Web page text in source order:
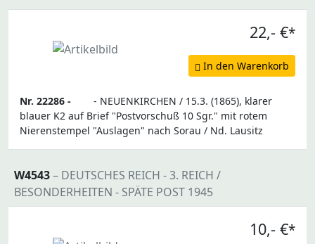
22,- €*
In den Warenkorb
Nr. 22286 -
- NEUENKIRCHEN / 15.3. (1865), klarer
blauer K2 auf Brief "Postvorschuß 10 Sgr." mit rotem
Nierenstempel "Auslagen" nach Sorau / Nd. Lausitz
W4543– DEUTSCHES REICH - 3. REICH /
BESONDERHEITEN - SPÄTE POST 1945
10,- €*